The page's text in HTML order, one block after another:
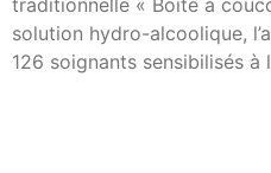
traditionnelle « Boite à
solution hydro-alcoolique,
126 soignants sensibilisés à